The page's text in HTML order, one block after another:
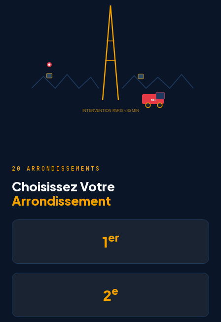
MH
INTERVENTION PARIS <45 MIN
20 ARRONDISSEMENTS
Choisissez Votre
Arrondissement
1er
2e